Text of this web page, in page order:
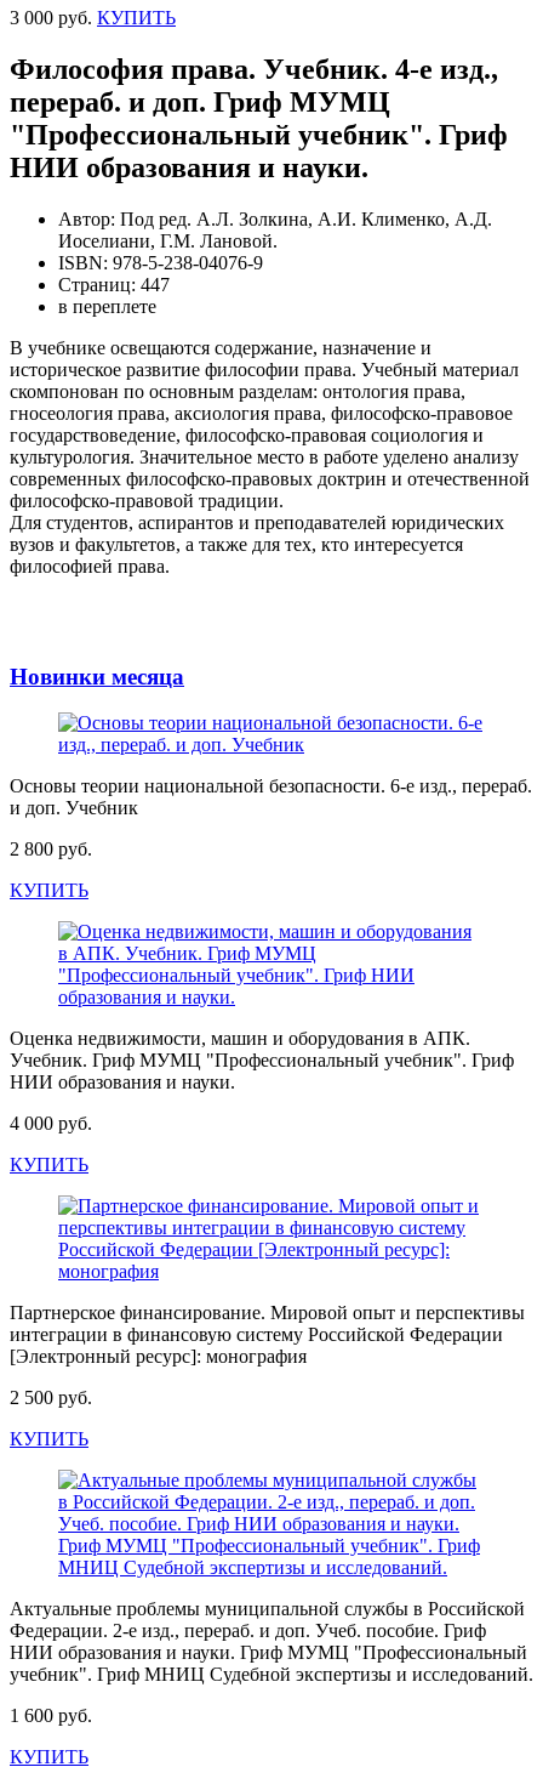
3 000 руб. КУПИТЬ
Философия права. Учебник. 4-е изд.,
перераб. и доп. Гриф МУМЦ
"Профессиональный учебник". Гриф
НИИ образования и науки.
Автор: Под ред. А.Л. Золкина, А.И. Клименко, А.Д.
Иоселиани, Г.М. Лановой.
ISBN: 978-5-238-04076-9
Страниц: 447
в переплете
В учебнике освещаются содержание, назначение и
историческое развитие философии права. Учебный материал
скомпонован по основным разделам: онтология права,
гносеология права, аксиология права, философско-правовое
государствоведение, философско-правовая социология и
культурология. Значительное место в работе уделено анализу
современных философско-правовых доктрин и отечественной
философско-правовой традиции.
Для студентов, аспирантов и преподавателей юридических
вузов и факультетов, а также для тех, кто интересуется
философией права.
Новинки месяца
Основы теории национальной безопасности. 6-е изд., перераб.
и доп. Учебник
2 800 руб.
КУПИТЬ
Оценка недвижимости, машин и оборудования в АПК.
Учебник. Гриф МУМЦ "Профессиональный учебник". Гриф
НИИ образования и науки.
4 000 руб.
КУПИТЬ
Партнерское финансирование. Мировой опыт и перспективы
интеграции в финансовую систему Российской Федерации
[Электронный ресурс]: монография
2 500 руб.
КУПИТЬ
Актуальные проблемы муниципальной службы в Российской
Федерации. 2-е изд., перераб. и доп. Учеб. пособие. Гриф
НИИ образования и науки. Гриф МУМЦ "Профессиональный
учебник". Гриф МНИЦ Судебной экспертизы и исследований.
1 600 руб.
КУПИТЬ